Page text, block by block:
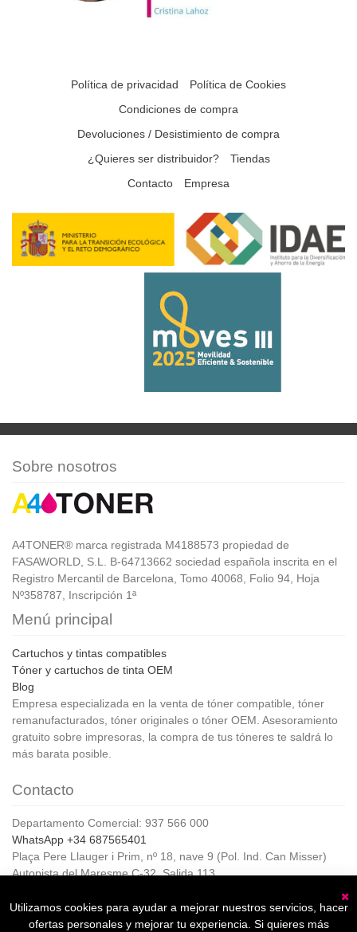
Política de privacidad
Política de Cookies
Condiciones de compra
Devoluciones / Desistimiento de compra
¿Quieres ser distribuidor?
Tiendas
Contacto
Empresa
Sobre nosotros
A4TONER® marca registrada M4188573 propiedad de
FASAWORLD, S.L. B-64713662 sociedad española inscrita en el
Registro Mercantil de Barcelona, Tomo 40068, Folio 94, Hoja
Nº358787, Inscripción 1ª
Menú principal
Cartuchos y tintas compatibles
Tóner y cartuchos de tinta OEM
Blog
Empresa especializada en la venta de tóner compatible, tóner
remanufacturados, tóner originales o tóner OEM. Asesoramiento
gratuito sobre impresoras, la compra de tus tóneres te saldrá lo
más barata posible.
Contacto
Departamento Comercial: 937 566 000
WhatsApp +34 687565401
Plaça Pere Llauger i Prim, nº 18, nave 9 (Pol. Ind. Can Misser)
Autopista del Maresme C-32, Salida 113
Horario de Atención al cliente:
De lunes a jueves de 8:00 a 17:00,
Utilizamos cookies para ayudar a mejorar nuestros servicios, hacer
ofertas personales y mejorar tu experiencia. Si quieres más